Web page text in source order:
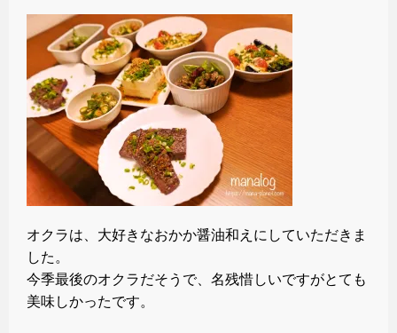
オクラは、大好きなおかか醤油和えにしていただきま
した。
今季最後のオクラだそうで、名残惜しいですがとても
美味しかったです。